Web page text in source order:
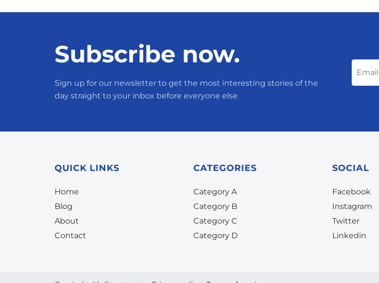
Subscribe now.
Sign up for our newsletter to get the most interesting stories of the
day straight to your inbox before everyone else
QUICK LINKS
Home
Blog
About
Contact
CATEGORIES
Category A
Category B
Category C
Category D
SOCIAL
Facebook
Instagram
Twitter
Linkedin